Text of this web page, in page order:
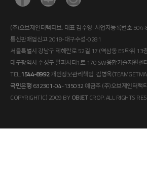
(주)오브제인터랙티브. 대표 김수영. 사업자등록번호
통신판매업신고 2018-대구수성-0281
서울특별시 강남구 테헤란로 52길 17 (역삼동 ES타워 13
대구광역시 수성구 알파시티1로 170 SW융합기술지원센
TEL.1544-8992개인정보관리책임. 김병욱
국민은행 632301-04-135032 예금주 (주)오브제인터랙
COPYRIGHT(C) 2009 BYOBJETCROP. ALL RIGHTS